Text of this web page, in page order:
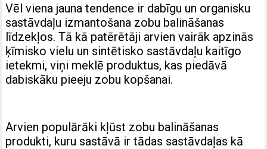
Vēl viena jauna tendence ir dabīgu un organisku
sastāvdaļu izmantošana zobu balināšanas
līdzekļos. Tā kā patērētāji arvien vairāk apzinās
ķīmisko vielu un sintētisko sastāvdaļu kaitīgo
ietekmi, viņi meklē produktus, kas piedāvā
dabiskāku pieeju zobu kopšanai.
Arvien populārāki kļūst zobu balināšanas
produkti, kuru sastāvā ir tādas sastāvdaļas kā